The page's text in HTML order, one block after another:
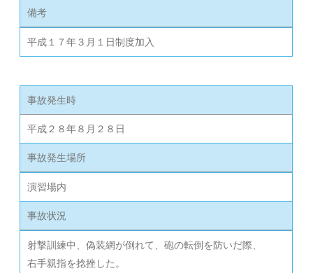
備考
平成１７年３月１日制度加入
事故発生時
平成２８年８月２８日
事故発生場所
演習場内
事故状況
射撃訓練中、偽装網が倒れて、砲の転倒を防いだ際、
右手親指を捻挫した。